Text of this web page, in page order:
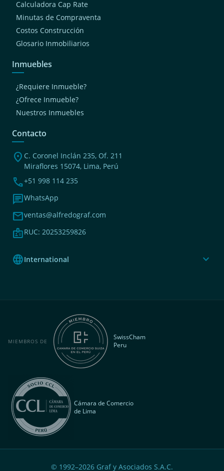
Calculadora Cap Rate
Minutas de Compraventa
Costos Construcción
Glosario Inmobiliarios
Inmuebles
¿Requiere Inmueble?
¿Ofrece Inmueble?
Nuestros Inmuebles
Contacto
location_on C. Coronel Inclán 235, Of. 211
Miraflores 15074, Lima, Perú
phone+51 998 114 235
chatWhatsApp
mailventas@alfredograf.com
badgeRUC: 20253259826
languageInternational expand_more
MIEMBROS DE
SwissCham
Peru
Cámara de Comercio
de Lima
© 1992–2026 Graf y Asociados S.A.C.